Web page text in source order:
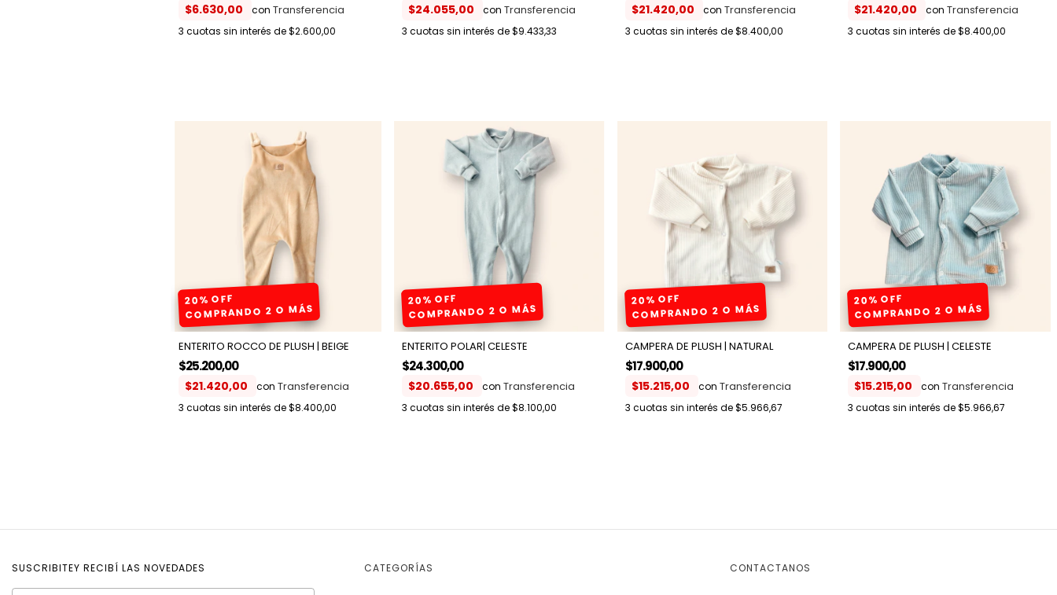
$6.630,00
con
3 cuotas sin interés de$2.600,00
$24.055,00
con
3 cuotas sin interés de$9.433,33
$21.420,00
con
3 cuotas sin interés de$8.400,00
$21.420,00
con
3 cuotas sin interés de$8.400,00
20% OFF
COMPRANDO 2 O MÁS
ENTERITO ROCCO DE PLUSH | BEIGE
$25.200,00
$21.420,00
con
3 cuotas sin interés de$8.400,00
20% OFF
COMPRANDO 2 O MÁS
ENTERITO POLAR| CELESTE
$24.300,00
$20.655,00
con
3 cuotas sin interés de$8.100,00
20% OFF
COMPRANDO 2 O MÁS
CAMPERA DE PLUSH | NATURAL
$17.900,00
$15.215,00
con
3 cuotas sin interés de$5.966,67
20% OFF
COMPRANDO 2 O MÁS
CAMPERA DE PLUSH | CELESTE
$17.900,00
$15.215,00
con
3 cuotas sin interés de$5.966,67
SUSCRIBITEY RECIBÍ LAS NOVEDADES CATEGORÍAS CONTACTANOS